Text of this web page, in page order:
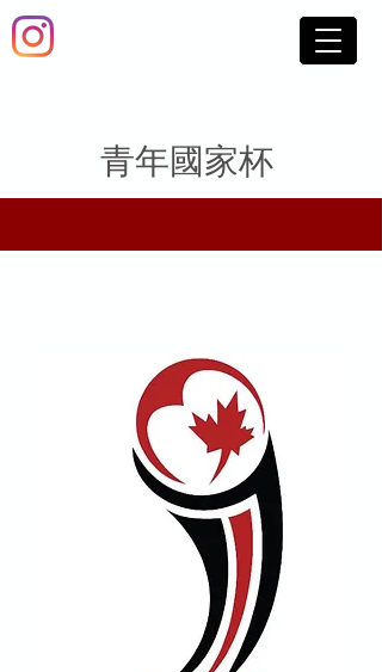
青年國家杯